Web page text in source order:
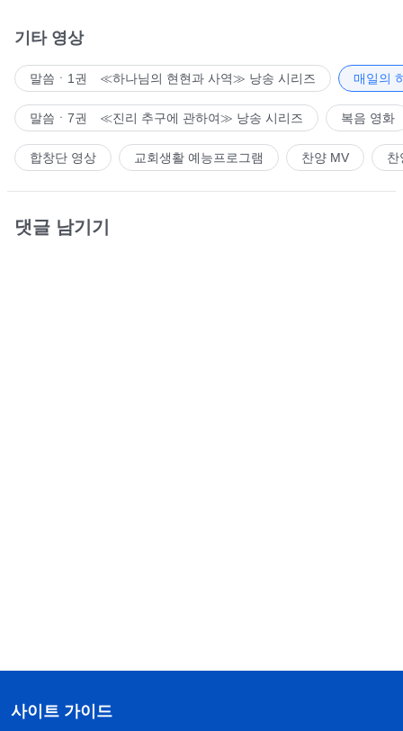
기타 영상
말씀ㆍ1권 ≪하나님의 현현과 사역≫ 낭송 시리즈 매일의
말씀ㆍ7권 ≪진리 추구에 관하여≫ 낭송 시리즈 복음 영화
합창단 영상 교회생활 예능프로그램 찬양 MV 찬
댓글 남기기
사이트 가이드